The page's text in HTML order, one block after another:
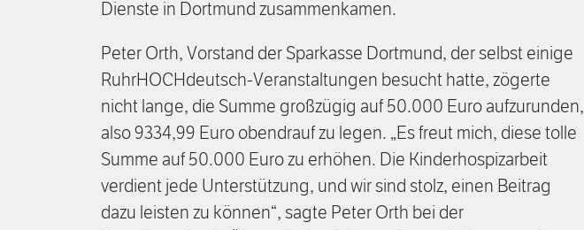
Dienste in Dortmund zusammenkamen.
Peter Orth, Vorstand der Sparkasse Dortmund, der selbst einige
RuhrHOCHdeutsch-Veranstaltungen besucht hatte, zögerte
nicht lange, die Summe großzügig auf 50.000 Euro aufzurunden,
also 9334,99 Euro obendrauf zu legen. „Es freut mich, diese tolle
Summe auf 50.000 Euro zu erhöhen. Die Kinderhospizarbeit
verdient jede Unterstützung, und wir sind stolz, einen Beitrag
dazu leisten zu können“, sagte Peter Orth bei der